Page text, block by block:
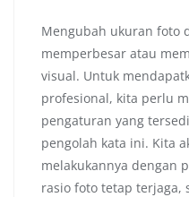
Mengubah ukuran foto
memperbesar atau
visual. Untuk
profesional, kita perlu
pengaturan yang
pengolah kata ini. Kita
melakukannya dengan
rasio foto tetap terjaga,